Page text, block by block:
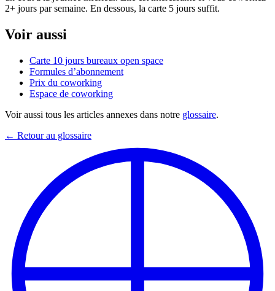
2+ jours par semaine. En dessous, la carte 5 jours suffit.
Voir aussi
Carte 10 jours bureaux open space
Formules d’abonnement
Prix du coworking
Espace de coworking
Voir aussi tous les articles annexes dans notre glossaire.
← Retour au glossaire